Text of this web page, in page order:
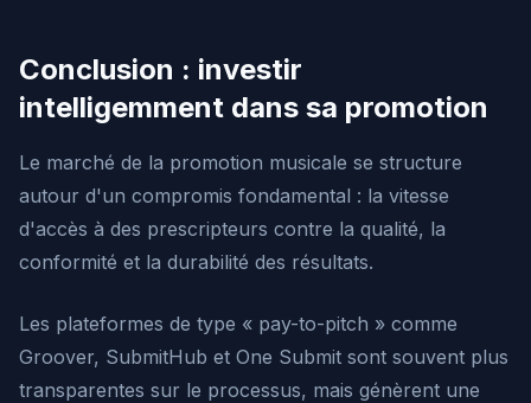
Conclusion : investir
intelligemment dans sa promotion
Le marché de la promotion musicale se structure
autour d'un compromis fondamental : la vitesse
d'accès à des prescripteurs contre la qualité, la
conformité et la durabilité des résultats.
Les plateformes de type « pay-to-pitch » comme
Groover, SubmitHub et One Submit sont souvent plus
transparentes sur le processus, mais génèrent une